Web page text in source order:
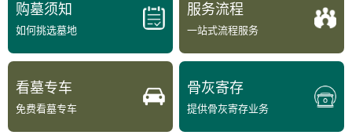
购墓须知
如何挑选墓地
服务流程
一站式流程服务
看墓专车
免费看墓专车
骨灰寄存
提供骨灰寄存业务